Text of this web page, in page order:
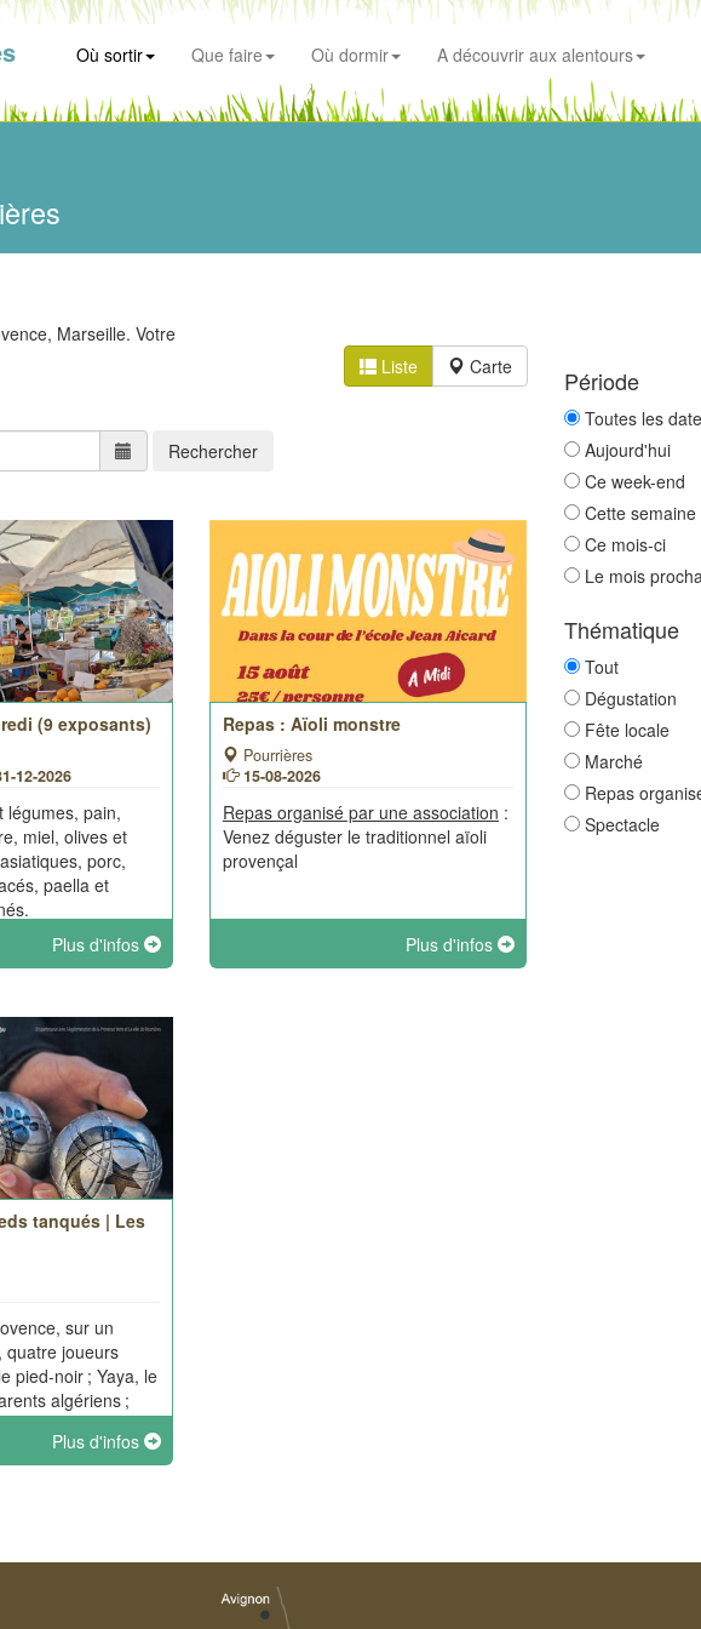
Où sortir Que faire Où dormir A découvrir aux alentours
Marseille. Votre
Liste Carte
Rechercher
(9 exposants)
12-2026
légumes, pain,
miel, olives et
porc,
paella et
Plus d'infos
Repas : Aïoli monstre
Pourrières
15-08-2026
Repas organisé par une association :
Venez déguster le traditionnel aïoli
provençal
Plus d'infos
tanqués | Les
sur un
quatre joueurs
pied-noir ; Yaya, le
algériens ;
Parisien
dans la région.
Plus d'infos
Période
Toutes les
Aujourd'hui
Ce week-end
Cette semaine
Ce mois-ci
Le mois
Thématique
Tout
Dégustation
Fête locale
Marché
Repas
Spectacle